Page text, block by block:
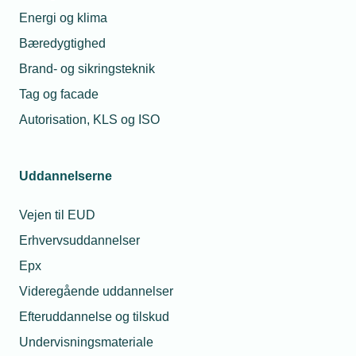
Energi og klima
Bæredygtighed
Brand- og sikringsteknik
Tag og facade
Autorisation, KLS og ISO
Uddannelserne
Vejen til EUD
Erhvervsuddannelser
Epx
Videregående uddannelser
Efteruddannelse og tilskud
Undervisningsmateriale
end to millioner kvadratmeter.
Dansk VVS Electra
Relaterede nyheder
Kurven knækker den rigtige vej for